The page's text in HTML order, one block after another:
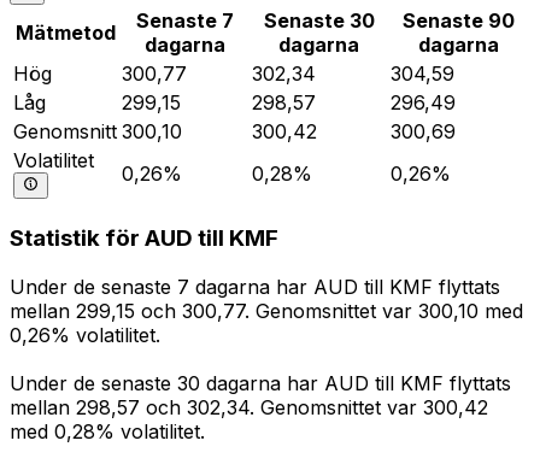
Mätmetod
Senaste 7
dagarna
Senaste 30
dagarna
Senaste 90
dagarna
Hög
300,77 302,34
304,59
Låg
299,15 298,57
296,49
Genomsnitt 300,10 300,42
300,69
Volatilitet
0,26% 0,28% 0,26%
Statistik för AUD till KMF
Under de senaste 7 dagarna har AUD till KMF flyttats
mellan 299,15 och 300,77. Genomsnittet var 300,10 med
0,26% volatilitet.
Under de senaste 30 dagarna har AUD till KMF flyttats
mellan 298,57 och 302,34. Genomsnittet var 300,42
med 0,28% volatilitet.